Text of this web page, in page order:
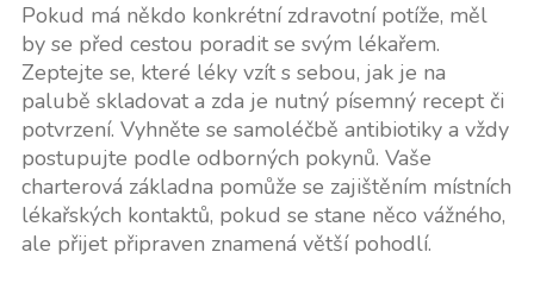
Pokud má někdo konkrétní zdravotní potíže, měl
by se před cestou poradit se svým lékařem.
Zeptejte se, které léky vzít s sebou, jak je na
palubě skladovat a zda je nutný písemný recept či
potvrzení. Vyhněte se samoléčbě antibiotiky a vždy
postupujte podle odborných pokynů. Vaše
charterová základna pomůže se zajištěním místních
lékařských kontaktů, pokud se stane něco vážného,
ale přijet připraven znamená větší pohodlí.